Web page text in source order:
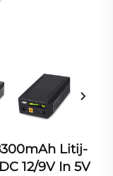
Litij-
12/9V In 5V